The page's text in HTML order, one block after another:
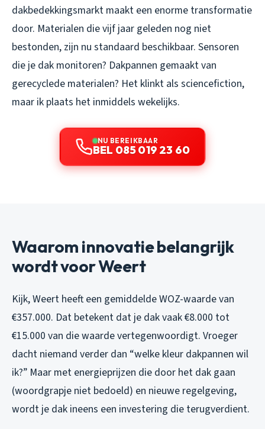
dakbedekkingsmarkt maakt een enorme transformatie
door. Materialen die vijf jaar geleden nog niet
bestonden, zijn nu standaard beschikbaar. Sensoren
die je dak monitoren? Dakpannen gemaakt van
gerecyclede materialen? Het klinkt als sciencefiction,
maar ik plaats het inmiddels wekelijks.
NU BEREIKBAAR
BEL 085 019 23 60
Waarom innovatie belangrijk
wordt voor Weert
Kijk, Weert heeft een gemiddelde WOZ-waarde van
€357.000. Dat betekent dat je dak vaak €8.000 tot
€15.000 van die waarde vertegenwoordigt. Vroeger
dacht niemand verder dan “welke kleur dakpannen wil
ik?” Maar met energieprijzen die door het dak gaan
(woordgrapje niet bedoeld) en nieuwe regelgeving,
wordt je dak ineens een investering die terugverdient.